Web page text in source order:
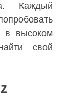
Каждый
в высоком
свой